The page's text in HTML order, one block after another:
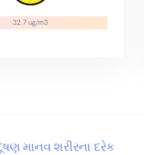
32.7 ug/m3
માનવ શરીરના દરેક